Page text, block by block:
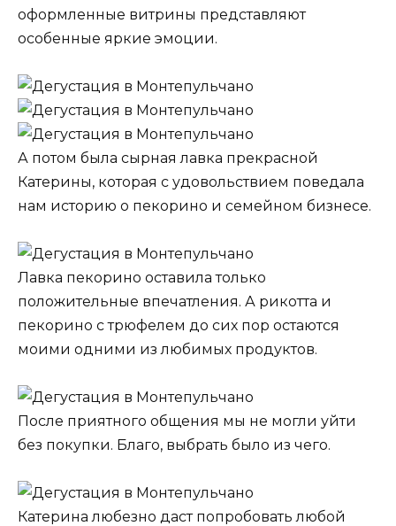
оформленные витрины представляют
особенные яркие эмоции.
А потом была сырная лавка прекрасной
Катерины, которая с удовольствием поведала
нам историю о пекорино и семейном бизнесе.
Лавка пекорино оставила только
положительные впечатления. А рикотта и
пекорино с трюфелем до сих пор остаются
моими одними из любимых продуктов.
После приятного общения мы не могли уйти
без покупки. Благо, выбрать было из чего.
Катерина любезно даст попробовать любой